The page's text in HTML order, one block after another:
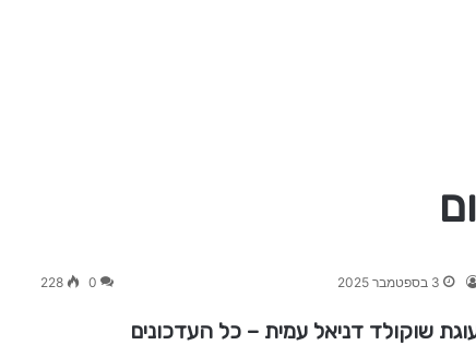
3 בספטמבר 2025 0
228
שוקולד דניאל עמית – כל העדכונים